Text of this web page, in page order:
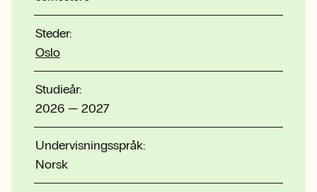
Steder:
Oslo
Studieår:
2026 — 2027
Undervisningsspråk:
Norsk